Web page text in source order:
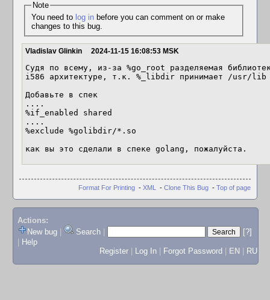
Note
You need to log inbefore you can comment on or make
changes to this bug.
Vladislav Glinkin 2024-11-15 16:08:53 MSK
Судя по всему, из-за %go_root разделяемая
i586 архитектуре, т.к. %_libdir принимает /usr/lib
Добавьте в спек
....
%if_enabled shared
....
%exclude %golibdir/*.so
как вы это сделали в спеке golang, пожалуйста.
Format For Printing - XML - Clone This Bug - Top of page
Actions:
New bug
Search
[?]
Help
Register
Log In Forgot Password EN RU